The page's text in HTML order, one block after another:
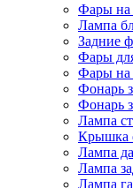
Фары на
Лампа
Задние
Фары
Фары на
Фонарь
Фонарь
Лампа
Крышка
Лампа
Лампа
Лампа